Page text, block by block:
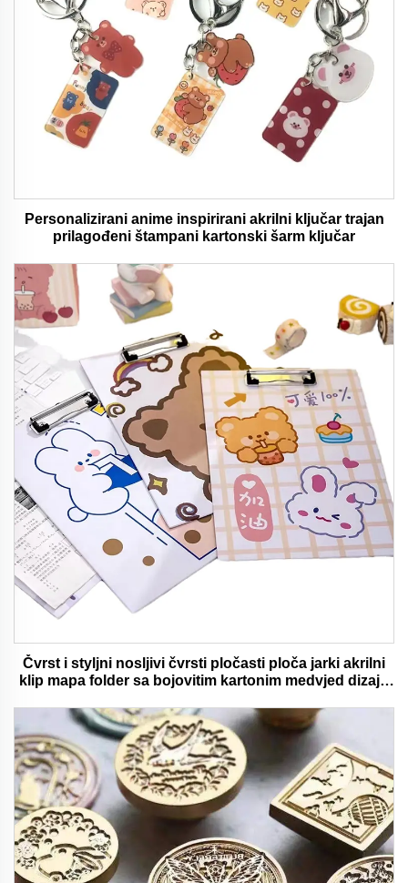
Personalizirani anime inspirirani akrilni ključar trajan
prilagođeni štampani kartonski šarm ključar
Čvrst i styljni nosljivi čvrsti pločasti ploča jarki akrilni
klip mapa folder sa bojovitim kartonim medvjed dizajn